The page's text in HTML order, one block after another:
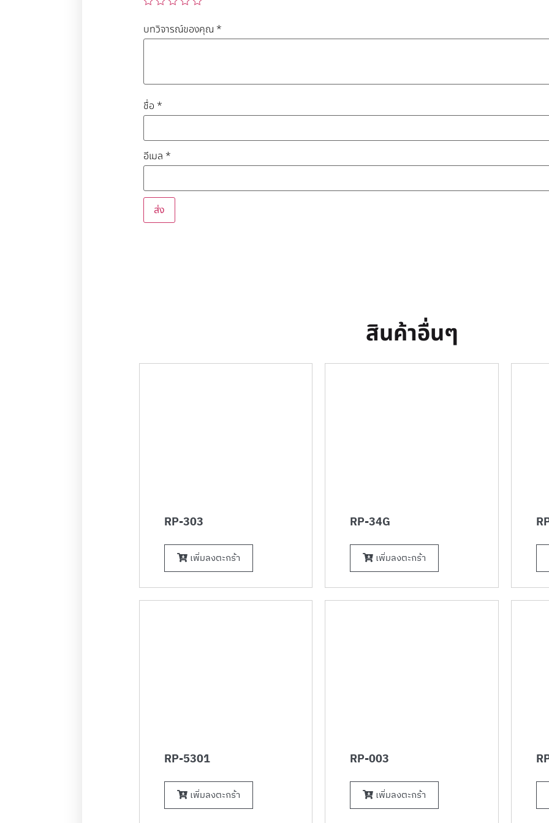
บทวิจารณ์ของคุณ *
ชื่อ *
อีเมล *
สินค้าอื่นๆ
RP-303
เพิ่มลงตะกร้า
RP-34G
เพิ่มลงตะกร้า
RP-5301
เพิ่มลงตะกร้า
RP-003
เพิ่มลงตะกร้า